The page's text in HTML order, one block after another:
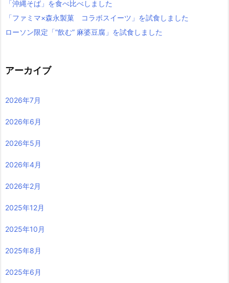
「沖縄そば」を食べ比べしました
「ファミマ×森永製菓 コラボスイーツ」を試食しました
ローソン限定「”飲む” 麻婆豆腐」を試食しました
アーカイブ
2026年7月
2026年6月
2026年5月
2026年4月
2026年2月
2025年12月
2025年10月
2025年8月
2025年6月